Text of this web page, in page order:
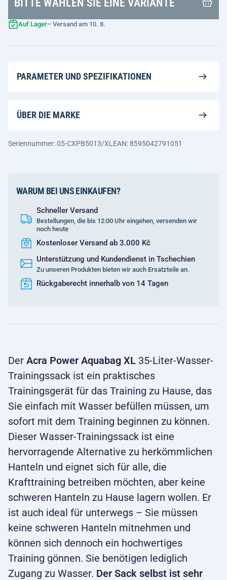
BITTE WÄHLEN SIE EINE VARIANTE
Auf Lager– Versand am 10. 8.
PARAMETER UND SPEZIFIKATIONEN
ÜBER DIE MARKE
Seriennummer: 05-CXPB5013/XL EAN: 8595042791051
WARUM BEI UNS EINKAUFEN?
Schneller Versand
Bestellungen, die bis 12:00 Uhr eingehen, versenden wir
noch heute
Kostenloser Versand ab 3.000 Kč
Unterstützung und Kundendienst in Tschechien
Zu unseren Produkten bieten wir auch Ersatzteile an.
Rückgaberecht innerhalb von 14 Tagen
Der Acra Power Aquabag XL 35-Liter-Wasser-
Trainingssack ist ein praktisches
Trainingsgerät für das Training zu Hause, das
Sie einfach mit Wasser befüllen müssen, um
sofort mit dem Training beginnen zu können.
Dieser Wasser-Trainingssack ist eine
hervorragende Alternative zu herkömmlichen
Hanteln und eignet sich für alle, die
Krafttraining betreiben möchten, aber keine
schweren Hanteln zu Hause lagern wollen. Er
ist auch ideal für unterwegs – Sie müssen
keine schweren Hanteln mitnehmen und
können sich dennoch ein hochwertiges
Training gönnen. Sie benötigen lediglich
Zugang zu Wasser. Der Sack selbst ist sehr